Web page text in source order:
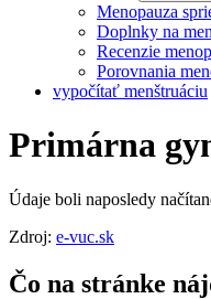
Menopauza
Doplnky na
Recenzie
Porovnania
vypočítať menštruáciu
Primárna
Údaje boli naposledy
Zdroj: e-vuc.sk
Čo na stránke